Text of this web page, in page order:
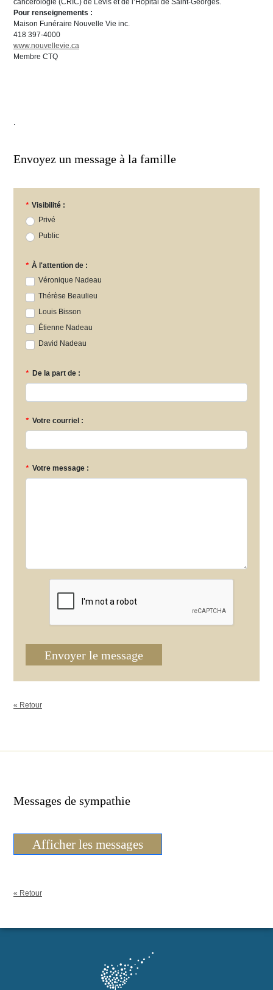
cancérologie (CRIC) de Lévis et de l’Hôpital de Saint-Georges.
Pour renseignements :
Maison Funéraire Nouvelle Vie inc.
418 397-4000
www.nouvellevie.ca
Membre CTQ
.
Envoyez un message à la famille
* Visibilité :
Privé
Public
* À l'attention de :
Véronique Nadeau
Thérèse Beaulieu
Louis Bisson
Étienne Nadeau
David Nadeau
* De la part de :
* Votre courriel :
* Votre message :
Envoyer le message
« Retour
Messages de sympathie
Afficher les messages
« Retour